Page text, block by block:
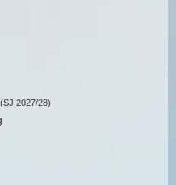
(SJ 2027/28)